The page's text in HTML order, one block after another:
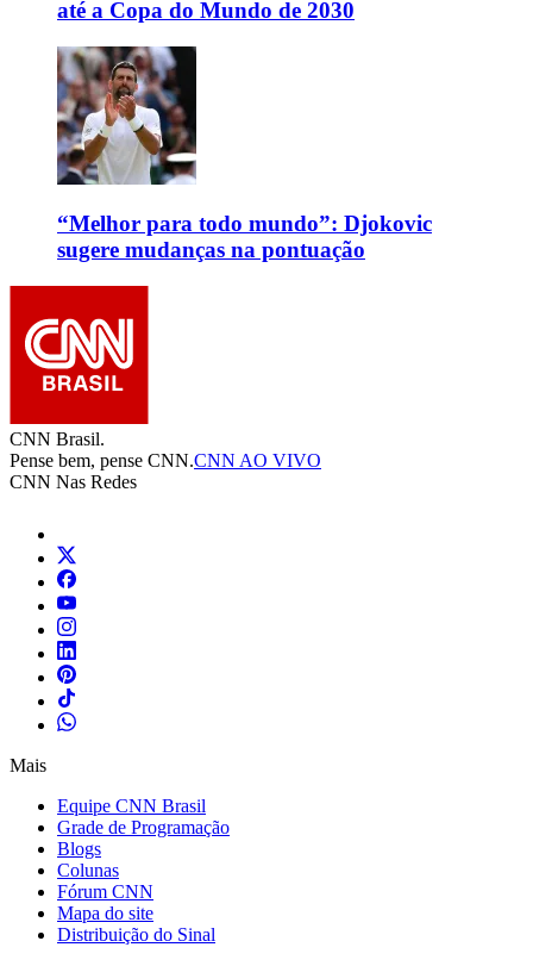
até a Copa do Mundo de 2030
“Melhor para todo mundo”: Djokovic
sugere mudanças na pontuação
CNN Brasil.
Pense bem, pense CNN.CNN AO VIVO
CNN Nas Redes
Mais
Equipe CNN Brasil
Grade de Programação
Blogs
Colunas
Fórum CNN
Mapa do site
Distribuição do Sinal